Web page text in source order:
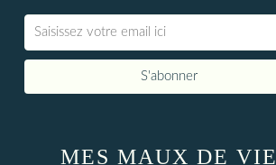
MES MAUX DE VIE